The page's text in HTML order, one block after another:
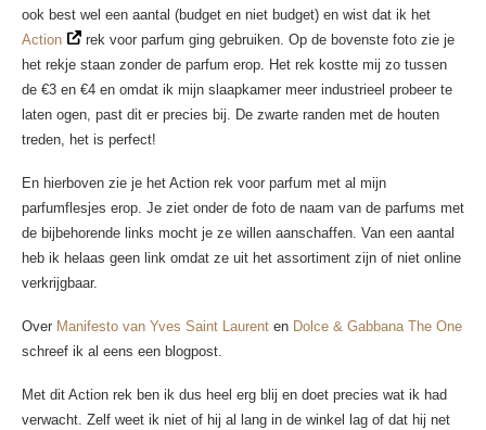
ook best wel een aantal (budget en niet budget) en wist dat ik het
Action
rek voor parfum ging gebruiken. Op de bovenste foto zie je
het rekje staan zonder de parfum erop. Het rek kostte mij zo tussen
de €3 en €4 en omdat ik mijn slaapkamer meer industrieel probeer te
laten ogen, past dit er precies bij. De zwarte randen met de houten
treden, het is perfect!
En hierboven zie je het Action rek voor parfum met al mijn
parfumflesjes erop. Je ziet onder de foto de naam van de parfums met
de bijbehorende links mocht je ze willen aanschaffen. Van een aantal
heb ik helaas geen link omdat ze uit het assortiment zijn of niet online
verkrijgbaar.
Over Manifesto van Yves Saint Laurent en Dolce & Gabbana The One
schreef ik al eens een blogpost.
Met dit Action rek ben ik dus heel erg blij en doet precies wat ik had
verwacht. Zelf weet ik niet of hij al lang in de winkel lag of dat hij net